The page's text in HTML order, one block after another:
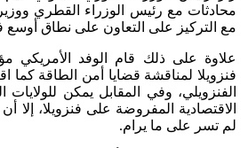
محادثات مع رئيس الوزراء القطري ووزير
مع التركيز على التعاون على نطاق
علاوة على ذلك قام الوفد الأمريكي
فنزويلا لمناقشة قضايا أمن الطاقة كما
الفنزويلي، وفي المقابل يمكن
الاقتصادية المفروضة على فنزويلا، إلا
لم تسر على ما يرام.